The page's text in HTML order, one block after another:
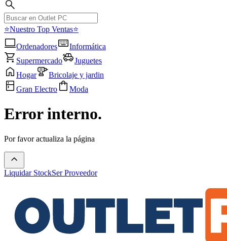
⭐Nuestro Top Ventas⭐
Ordenadores
Informática
Supermercado
Juguetes
Hogar
Bricolaje y jardin
Gran Electro
Moda
Error interno.
Por favor actualiza la página
Liquidar StockSer Proveedor